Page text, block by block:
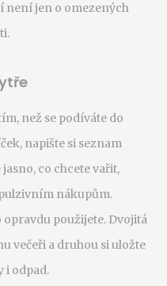
není jen o omezených
než se podíváte do
napište si seznam
co chcete vařit,
nákupům.
opravdu použijete. Dvojitá
večeři a druhou si uložte
i odpad.